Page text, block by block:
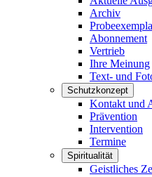
Archiv
Abonnement
Vertrieb
Ihre Meinung
Text- und
Schutzkonzept
Kontakt und
Prävention
Intervention
Termine
Spiritualität
Geistliches